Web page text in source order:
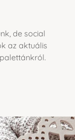
de social
az aktuális